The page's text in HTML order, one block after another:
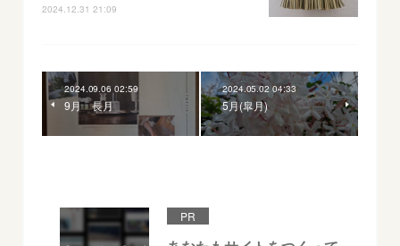
2024.12.31 21:09
2024.09.06 02:59
9月 長月
2024.05.02 04:33
5月(皐月)
PR